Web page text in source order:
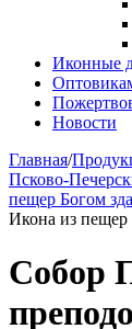
Иконные
Новости
Главная/
Псково-
пещер Богом
Икона из
Собор